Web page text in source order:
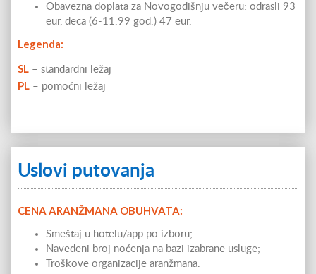
odrasla osoba
deca 6 do
11.99 PL
I dete 2 do
Cene u sobi su izražene u evrima po
Obavezna doplata za Novogodišnju večeru: odrasli 93
eur, deca (6-11.99 god.) 47 eur.
Legenda:
SL
– standardni ležaj
PL – pomoćni ležaj
Uslovi putovanja
CENA ARANŽMANA OBUHVATA:
Smeštaj u hotelu/app po izboru;
Navedeni broj noćenja na bazi izabrane usluge;
Troškove organizacije aranžmana.